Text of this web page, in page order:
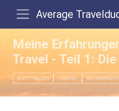
Average
Meine
Travel - Teil 1:
AUSTRALIEN TRAVEL